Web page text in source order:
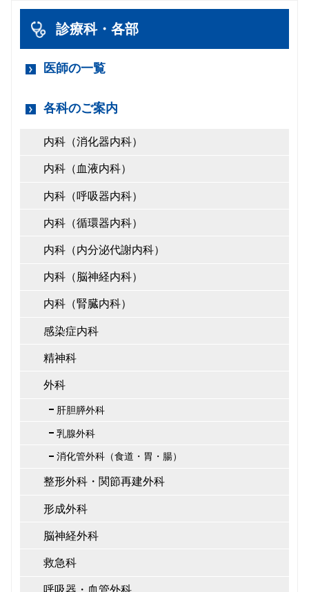
診療科・各部
医師の一覧
各科のご案内
内科（消化器内科）
内科（血液内科）
内科（呼吸器内科）
内科（循環器内科）
内科（内分泌代謝内科）
内科（脳神経内科）
内科（腎臓内科）
感染症内科
精神科
外科
肝胆膵外科
乳腺外科
消化管外科（食道・胃・腸）
整形外科・関節再建外科
形成外科
脳神経外科
救急科